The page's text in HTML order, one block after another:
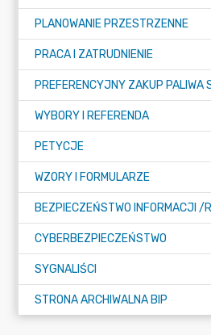
PLANOWANIE PRZESTRZENNE
PRACA I ZATRUDNIENIE
WYBORY I REFERENDA
PETYCJE
WZORY I FORMULARZE
CYBERBEZPIECZEŃSTWO
SYGNALIŚCI
STRONA ARCHIWALNA BIP